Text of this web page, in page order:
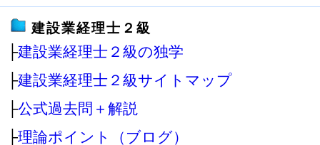
建設業経理士２級
├建設業経理士２級の独学
├建設業経理士２級サイトマップ
├公式過去問＋解説
├理論ポイント（ブログ）